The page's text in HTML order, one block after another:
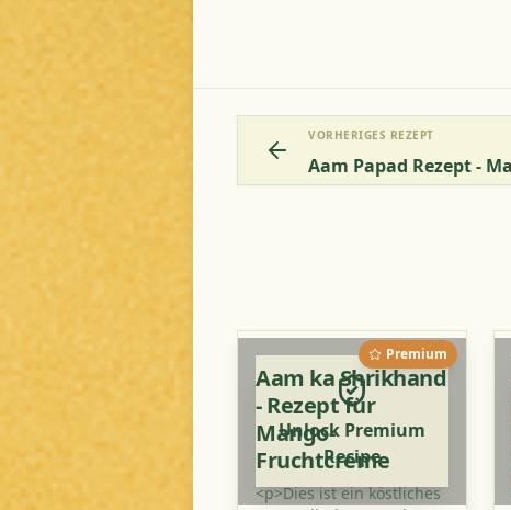
VORHERIGES REZEPT
Premium
Unlock Premium
Recipe
Aam ka Shrikhand
- Rezept für
Mango-
Fruchtcreme
<p>Dies ist ein köstliches